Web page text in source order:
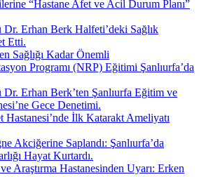
“Hastane Afet ve Acil Durum Planı”
Dr. Erhan Berk Halfeti’deki Sağlık
Etti.
Sağlığı Kadar Önemli
Programı (NRP) Eğitimi Şanlıurfa’da
Erhan Berk’ten Şanlıurfa Eğitim ve
Gece Denetimi.
Hastanesi’nde İlk Katarakt Ameliyatı
Akciğerine Saplandı: Şanlıurfa’da
Hayat Kurtardı.
Araştırma Hastanesinden Uyarı: Erken